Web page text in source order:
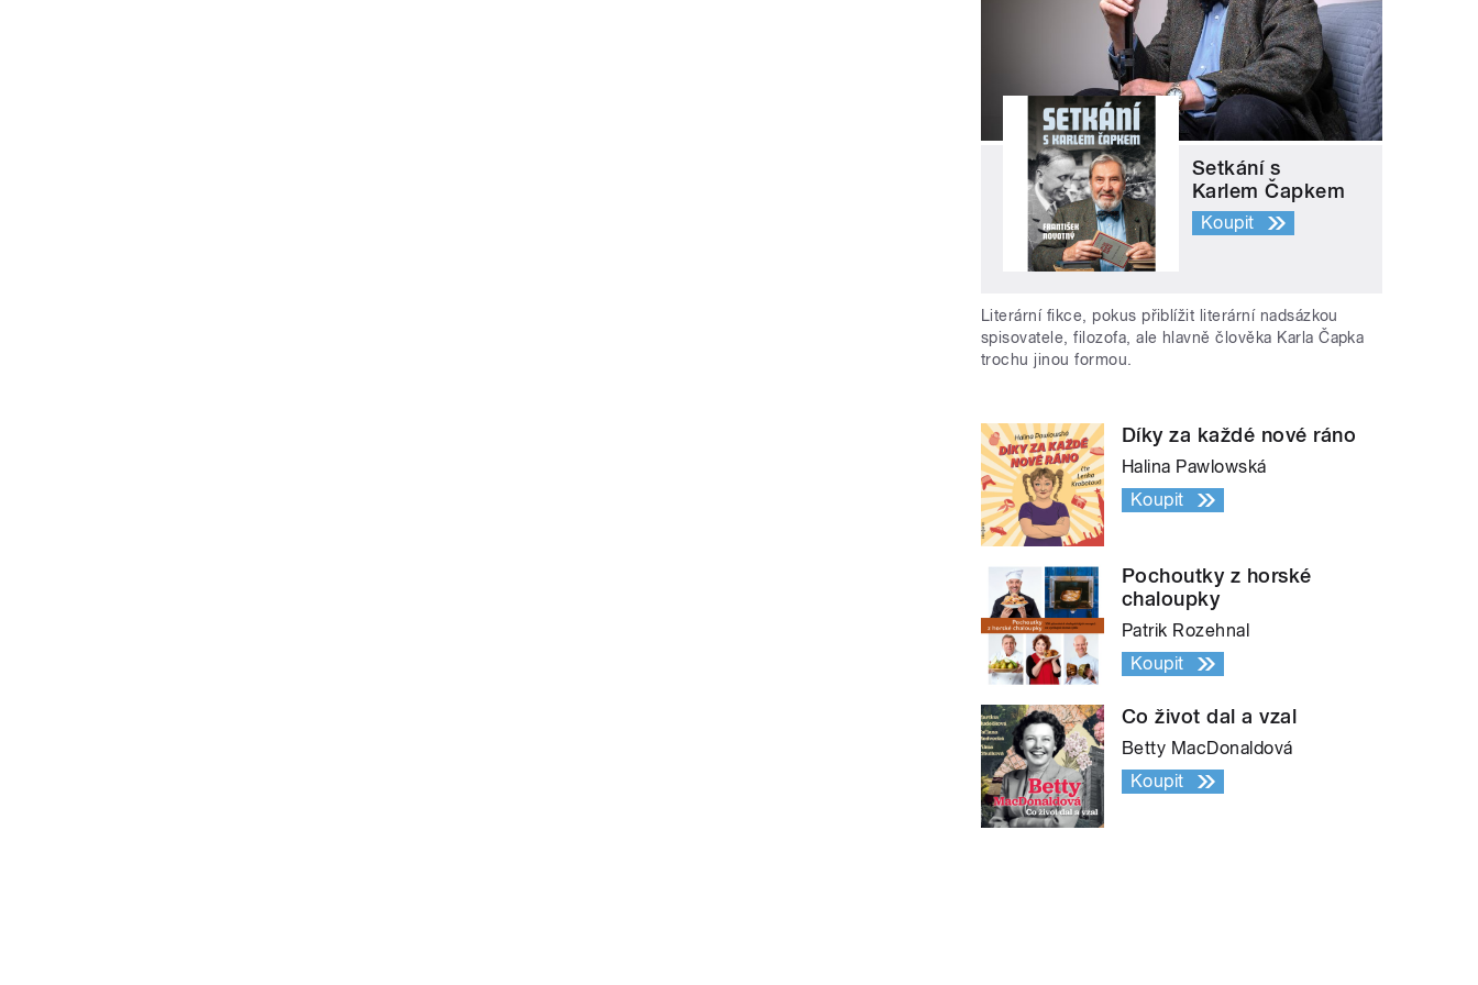
Setkání s
Karlem Čapkem
Koupit
Literární fikce, pokus přiblížit literární nadsázkou
spisovatele, filozofa, ale hlavně člověka Karla Čapka
trochu jinou formou.
Díky za každé nové ráno
Halina Pawlowská
Koupit
Pochoutky z horské
chaloupky
Patrik Rozehnal
Koupit
Co život dal a vzal
Betty MacDonaldová
Koupit